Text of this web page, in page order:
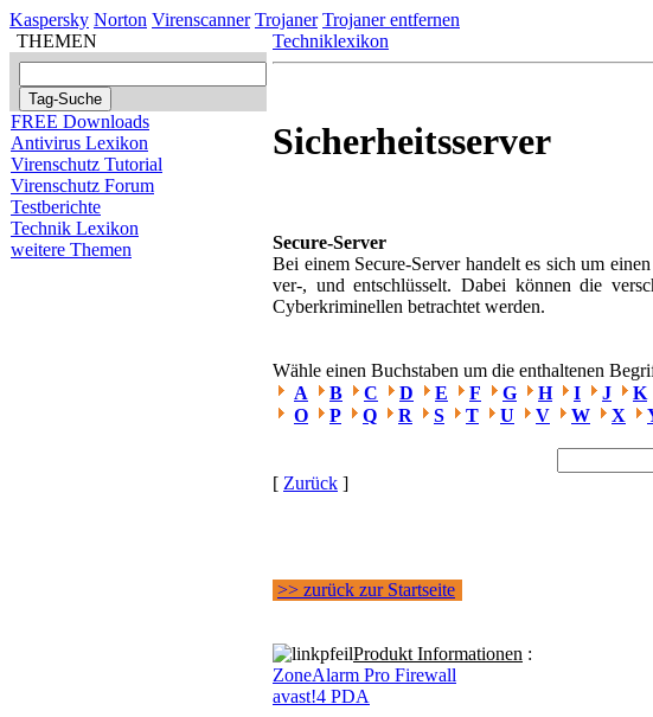
Kaspersky Norton Virenscanner Trojaner Trojaner entfernen
THEMEN
FREE Downloads
Antivirus Lexikon
Virenschutz Tutorial
Virenschutz Forum
Testberichte
Technik Lexikon
weitere Themen
Techniklexikon
Sicherheitsserver
Secure-Server
Bei einem Secure-Server handelt es sich um
ver-, und entschlüsselt. Dabei können die
Cyberkriminellen betrachtet werden.
Wähle einen Buchstaben um die enthaltenen
A
B C D E F G H I J K
O
P Q R S T U V W X
[ Zurück ]
>> zurück zur Startseite
Produkt Informationen :
ZoneAlarm Pro Firewall
avast!4 PDA